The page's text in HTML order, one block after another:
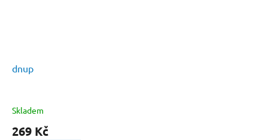
dnup
Skladem
269 Kč